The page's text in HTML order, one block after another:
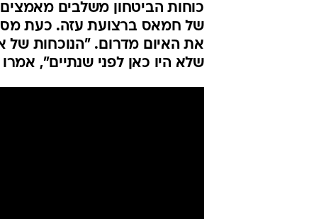
כוחות הביטחון משלבים
של חמאס ברצועת עזה. כעת
את האיום מדרום. "הנוכחות של
שלא היו כאן לפני שנתיים",